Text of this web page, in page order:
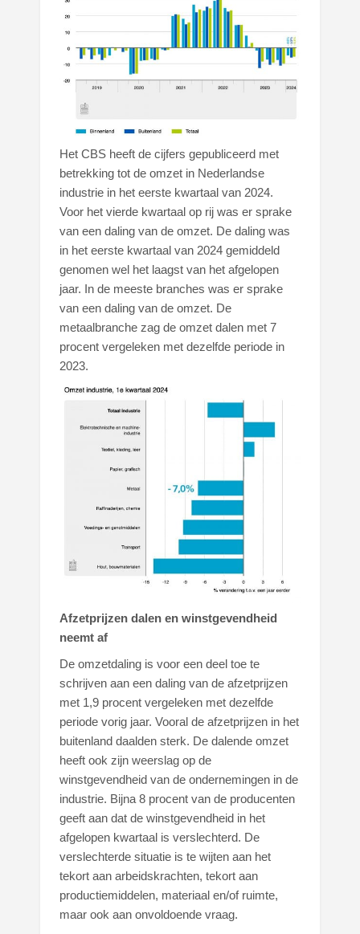
Het CBS heeft de cijfers gepubliceerd met
betrekking tot de omzet in Nederlandse
industrie in het eerste kwartaal van 2024.
Voor het vierde kwartaal op rij was er sprake
van een daling van de omzet. De daling was
in het eerste kwartaal van 2024 gemiddeld
genomen wel het laagst van het afgelopen
jaar. In de meeste branches was er sprake
van een daling van de omzet. De
metaalbranche zag de omzet dalen met 7
procent vergeleken met dezelfde periode in
2023.
Afzetprijzen dalen en winstgevendheid
neemt af
De omzetdaling is voor een deel toe te
schrijven aan een daling van de afzetprijzen
met 1,9 procent vergeleken met dezelfde
periode vorig jaar. Vooral de afzetprijzen in het
buitenland daalden sterk. De dalende omzet
heeft ook zijn weerslag op de
winstgevendheid van de ondernemingen in de
industrie. Bijna 8 procent van de producenten
geeft aan dat de winstgevendheid in het
afgelopen kwartaal is verslechterd. De
verslechterde situatie is te wijten aan het
tekort aan arbeidskrachten, tekort aan
productiemiddelen, materiaal en/of ruimte,
maar ook aan onvoldoende vraag.